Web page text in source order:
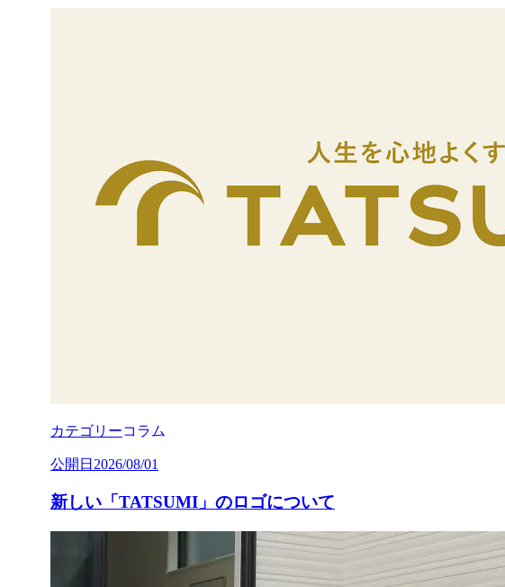
カテゴリーコラム
公開日 2026/08/01
新しい「TATSUMI」のロゴについて